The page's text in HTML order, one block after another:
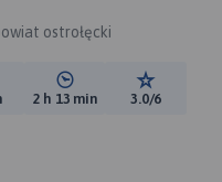
ostrołęcki
spadków:Średni czas potrzebny
2 h 13 min Ocena
3.0/6